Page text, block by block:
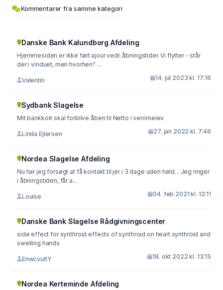
Kommentarer fra samme kategori
Danske Bank Kalundborg Afdeling
Hjemmesiden er ikke ført ajour vedr. åbningstider. Vi flytter - står
der i vinduet, men hvorhen? ...
Valentin 14. jul 2023 kl. 17:16
Sydbank Slagelse
Mit bankkort skal forblive åben til Netto i vemmelev.
Linda Ejlersen 27. jan 2022 kl. 7:46
Nordea Slagelse Afdeling
Nu har jeg forsøgt at få kontakt til jer i 3 dage uden held... Jeg ringer
i åbningstiden, får a...
Louise 04. feb 2021 kl. 12:11
Danske Bank Slagelse Rådgivningscenter
side effect for synthroid effects of synthroid on heart synthroid and
swelling hands
EnwcvultY 18. okt 2022 kl. 13:15
Nordea Kerteminde Afdeling